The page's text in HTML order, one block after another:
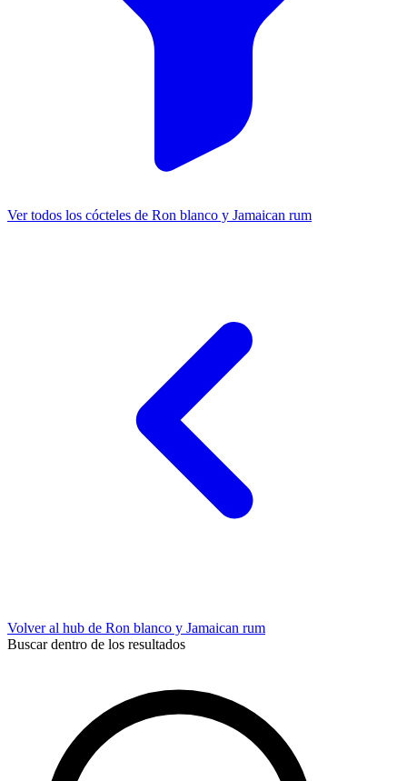
Ver todos los cócteles de Ron blanco y Jamaican rum
Volver al hub de Ron blanco y Jamaican rum
Buscar dentro de los resultados